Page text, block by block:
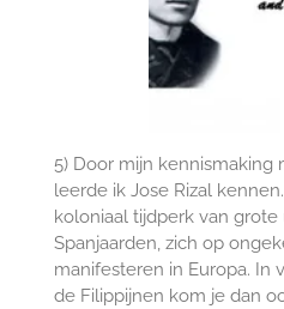
5) Door mijn kennismaking
leerde ik Jose Rizal
koloniaal tijdperk van grote
Spanjaarden, zich op
manifesteren in Europa. In
de Filippijnen kom je dan